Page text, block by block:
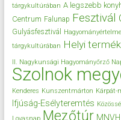
tárgykultúrában A legszebb
Centrum Falunap Fesztivál
Gulyásfesztivál
tárgykultúrában Helyi
II. Nagykunsági Hagyományőrző
Szolnok
Kenderes Kunszentmárton Kárpát-
Ifjúság-Esélyteremtés
Lovasnap Mezőtúr MNVH